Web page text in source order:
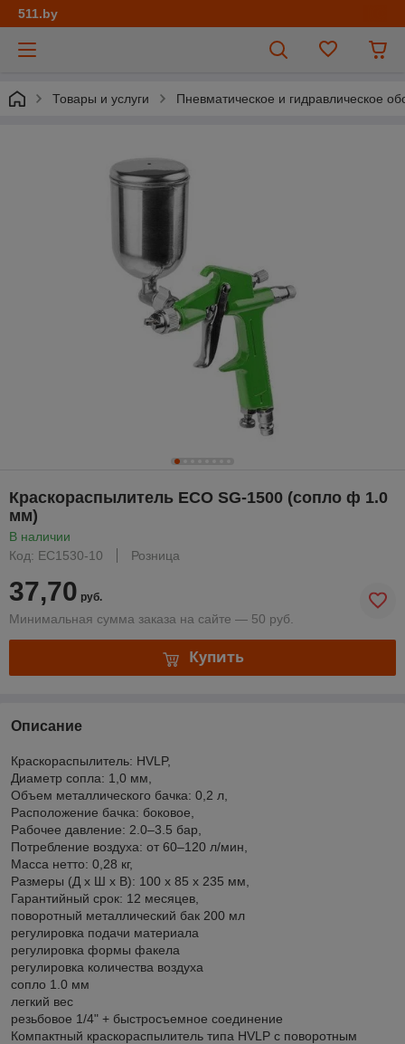
511.by
Товары и услуги Пневматическое и гидравлическое
Краскораспылитель ECO SG-1500 (сопло ф 1.0
мм)
В наличии
Код: EC1530-10
Розница
37,70 руб.
Минимальная сумма заказа на сайте — 50 руб.
Купить
Описание
Краскораспылитель: HVLP,
Диаметр сопла: 1,0 мм,
Объем металлического бачка: 0,2 л,
Расположение бачка: боковое,
Рабочее давление: 2.0–3.5 бар,
Потребление воздуxа: от 60–120 л/мин,
Масса нетто: 0,28 кг,
Размеры (Д x Ш x В): 100 x 85 x 235 мм,
Гарантийный срок: 12 месяцев,
поворотный металлический бак 200 мл
регулировка подачи материала
регулировка формы факела
регулировка количества воздуха
сопло 1.0 мм
легкий вес
резьбовое 1/4" + быстросъемное соединение
Компактный краскораспылитель типа HVLP с поворотным